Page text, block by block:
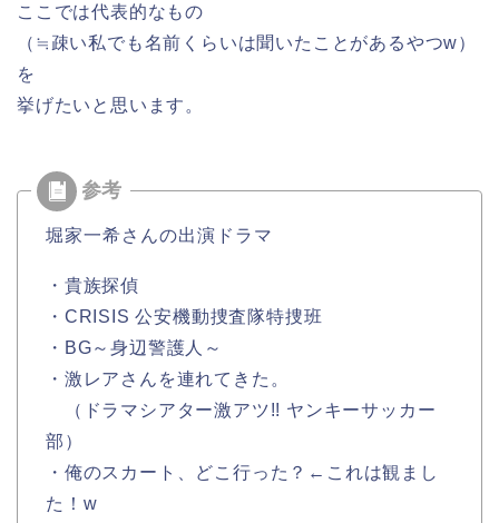
ここでは代表的なもの
（≒疎い私でも名前くらいは聞いたことがあるやつw）
を
挙げたいと思います。
堀家一希さんの出演ドラマ
・貴族探偵
・CRISIS 公安機動捜査隊特捜班
・BG～身辺警護人～
・激レアさんを連れてきた。
（ドラマシアター激アツ!! ヤンキーサッカー
部）
・俺のスカート、どこ行った？←これは観まし
た！w